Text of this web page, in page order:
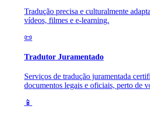
Tradução precisa e culturalmente
vídeos, filmes e e-learning.
📜
Tradutor Juramentado
Serviços de tradução juramentada
documentos legais e oficiais, perto de
📱